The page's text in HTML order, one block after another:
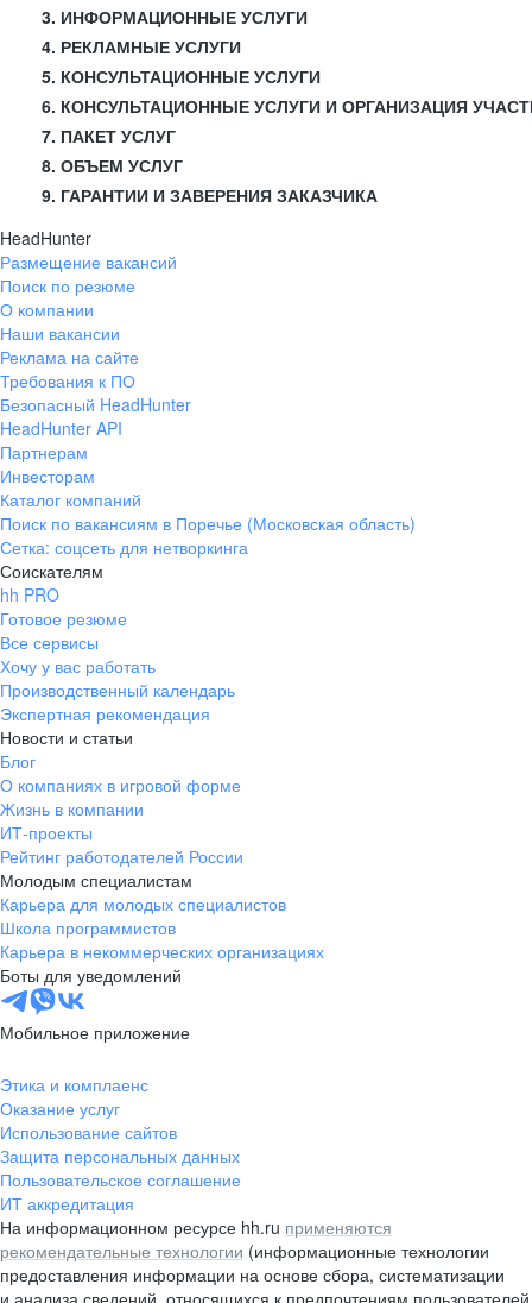
3. ИНФОРМАЦИОННЫЕ УСЛУГИ
4. РЕКЛАМНЫЕ УСЛУГИ
5. КОНСУЛЬТАЦИОННЫЕ УСЛУГИ
6. КОНСУЛЬТАЦИОННЫЕ УСЛУГИ И ОРГАНИЗАЦИЯ
7. ПАКЕТ УСЛУГ
8. ОБЪЕМ УСЛУГ
9. ГАРАНТИИ И ЗАВЕРЕНИЯ ЗАКАЗЧИКА
HeadHunter
Размещение вакансий
Поиск по резюме
О компании
Наши вакансии
Реклама на сайте
Требования к ПО
Безопасный HeadHunter
HeadHunter API
Партнерам
Инвесторам
Каталог компаний
Поиск по вакансиям в Поречье (Московская область)
Сетка: соцсеть для нетворкинга
Соискателям
hh PRO
Готовое резюме
Все сервисы
Хочу у вас работать
Производственный календарь
Экспертная рекомендация
Новости и статьи
Блог
О компаниях в игровой форме
Жизнь в компании
ИТ-проекты
Рейтинг работодателей России
Молодым специалистам
Карьера для молодых специалистов
Школа программистов
Карьера в некоммерческих организациях
Боты для уведомлений
Мобильное приложение
Этика и комплаенс
Оказание услуг
Использование сайтов
Защита персональных данных
Пользовательское соглашение
ИТ аккредитация
На информационном ресурсе hh.ru применяются
рекомендательные технологии (информационные технологии
предоставления информации на основе сбора, систематизации
и анализа сведений, относящихся к предпочтениям пользователей